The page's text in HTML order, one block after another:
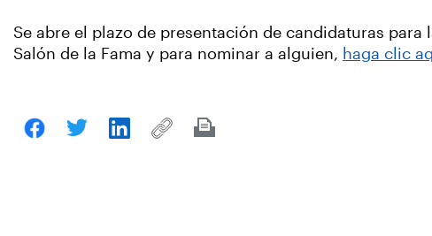
Se abre el plazo de presentación de candidaturas para
Salón de la Fama y para nominar a alguien, haga clic